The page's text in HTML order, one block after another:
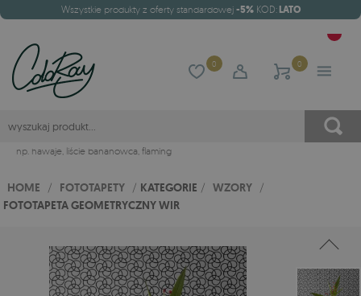
Wszystkie produkty z oferty standardowej -5%KOD:LATO
0 0
np. hawaje, liście bananowca, flaming
HOME / FOTOTAPETY / KATEGORIE / WZORY /
FOTOTAPETA GEOMETRYCZNY WIR